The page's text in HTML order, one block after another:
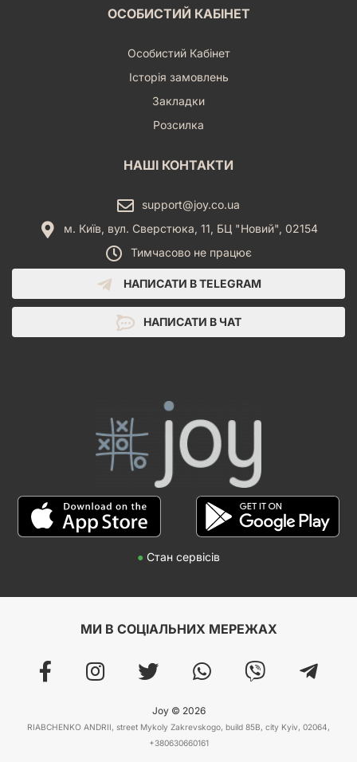
ОСОБИСТИЙ КАБІНЕТ
Особистий Кабінет
Історія замовлень
Закладки
Розсилка
НАШІ КОНТАКТИ
support@joy.co.ua
м. Київ, вул. Сверстюка, 11, БЦ "Новий", 02154
Тимчасово не працює
НАПИСАТИ В TELEGRAM
НАПИСАТИ В ЧАТ
● Стан сервісів
МИ В СОЦІАЛЬНИХ МЕРЕЖАХ
Joy © 2026
RIABCHENKO ANDRII, street Mykoly Zakrevskogo, build 85B, city Kyiv, 02064,
+380630660161